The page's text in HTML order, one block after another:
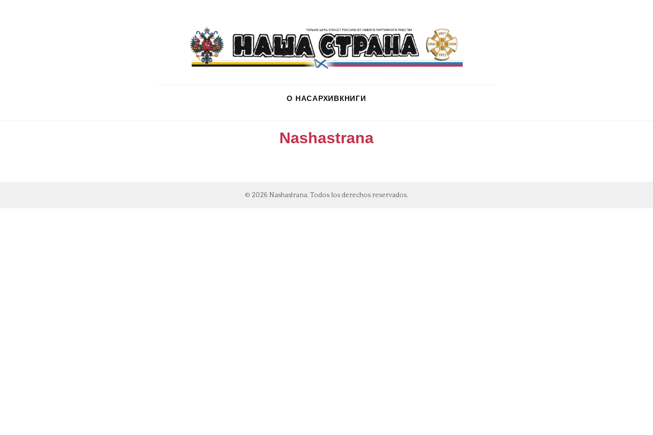
О НАСАРХИВКНИГИ
Nashastrana
© 2026 Nashastrana. Todos los derechos reservados.